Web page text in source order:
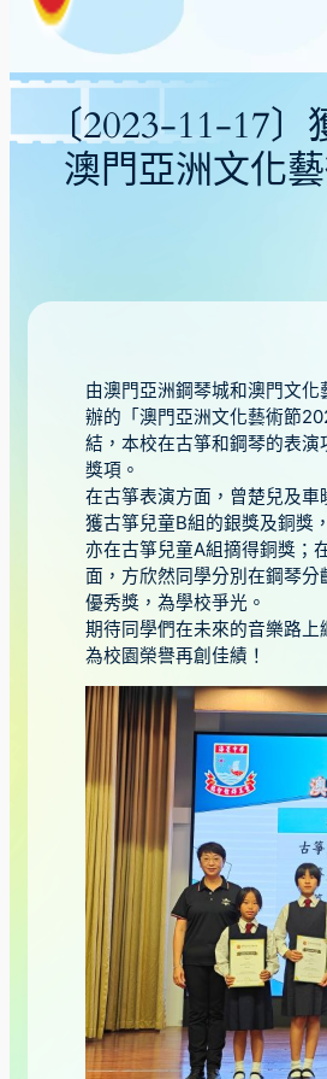
〔2023-11-17〕
澳門亞洲文化
由澳門亞洲鋼琴城和澳門文化
辦的「澳門亞洲文化藝術節
結，本校在古箏和鋼琴的表演
獎項。
在古箏表演方面，曾楚兒及車
獲古箏兒童B組的銀獎及銅獎
亦在古箏兒童A組摘得銅獎；
面，方欣然同學分別在鋼琴分
優秀獎，為學校爭光。
期待同學們在未來的音樂路上
為校園榮譽再創佳績！